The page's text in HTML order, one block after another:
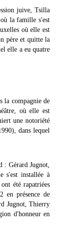
juive, Tsilla
la famille s'est
où elle est
père et quitte la
elle a eu quatre
la compagnie de
où elle est
une notoriété
dans lequel
: Gérard Jugnot,
s'est installée à
été rapatriées
en présence de
Jugnot, Thierry
d'honneur en